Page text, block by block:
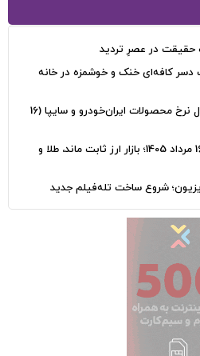
کافه‌ای خنک و خوشمزه در خانه
قیمت خودرو در بازار آزاد؛ جدول نرخ محصولات ایران‌خودرو و سایپا (16
قیمت دلار، طلا و سکه جمعه 16 مرداد 1405؛ بازار ارز ثابت ماند، طلا و
شروع ساخت تله‌فیلم جدید